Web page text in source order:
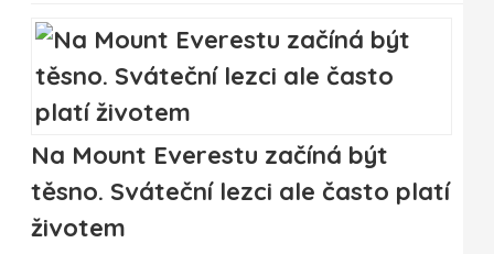
Na Mount Everestu začíná být
těsno. Sváteční lezci ale často platí
životem